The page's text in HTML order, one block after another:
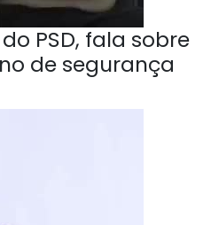
PSD, fala sobre
de segurança